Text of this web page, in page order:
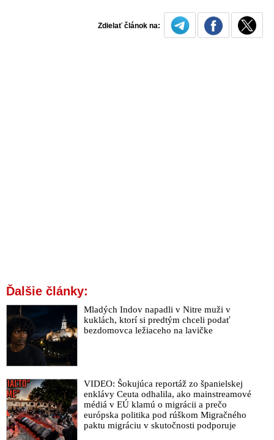
Zdielať článok na:
Ďalšie články:
Mladých Indov napadli v Nitre muži v
kuklách, ktorí si predtým chceli podať
bezdomovca ležiaceho na lavičke
VIDEO: Šokujúca reportáž zo španielskej
enklávy Ceuta odhalila, ako mainstreamové
médiá v EÚ klamú o migrácii a prečo
európska politika pod rúškom Migračného
paktu migráciu v skutočnosti podporuje